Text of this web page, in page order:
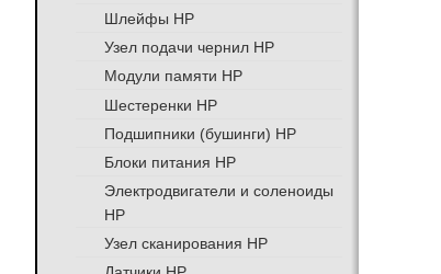
Шлейфы HP
Узел подачи чернил HP
Модули памяти HP
Шестеренки HP
Подшипники (бушинги) HP
Блоки питания HP
Электродвигатели и соленоиды
HP
Узел сканирования HP